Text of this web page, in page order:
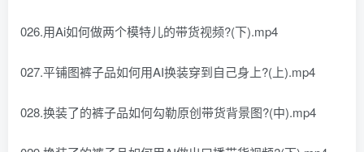
026.用Ai如何做两个模特儿的带货视频?(下).mp4
027.平铺图裤子品如何用AI换装穿到自己身上?(上).mp4
028.换装了的裤子品如何勾勒原创带货背景图?(中).mp4